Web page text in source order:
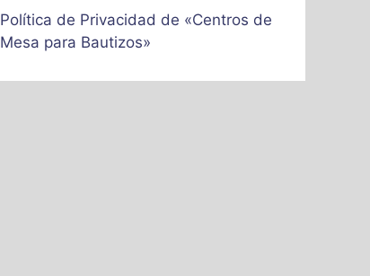
Política de Privacidad de «Centros de
Mesa para Bautizos»